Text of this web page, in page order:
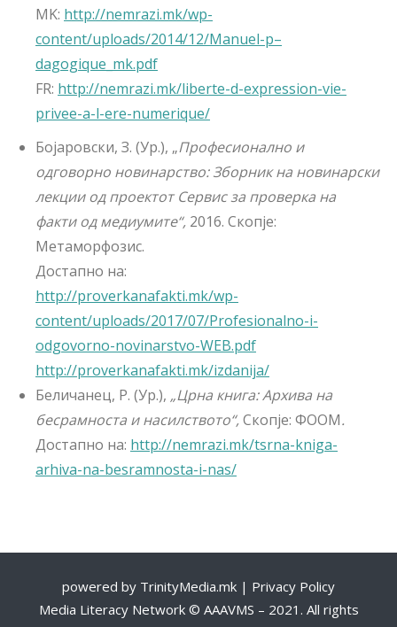
MK: http://nemrazi.mk/wp-
content/uploads/2014/12/Manuel-p–
dagogique_mk.pdf
FR: http://nemrazi.mk/liberte-d-expression-vie-
privee-a-l-ere-numerique/
Бојаровски, З. (Ур.), „Професионално и
одговорно новинарство: Зборник на новинарски
лекции од проектот Сервис за проверка на
факти од медиумите“, 2016. Скопје:
Метаморфозис.
Достапно на:
http://proverkanafakti.mk/wp-
content/uploads/2017/07/Profesionalno-i-
odgovorno-novinarstvo-WEB.pdf
http://proverkanafakti.mk/izdanija/
Беличанец, Р. (Ур.), „Црна книга: Архива на
бесрамноста и насилството“,Скопје: ФООМ.
Достапно на: http://nemrazi.mk/tsrna-kniga-
arhiva-na-besramnosta-i-nas/
powered by TrinityMedia.mk | Privacy Policy
Media Literacy Network © AAAVMS – 2021. All rights